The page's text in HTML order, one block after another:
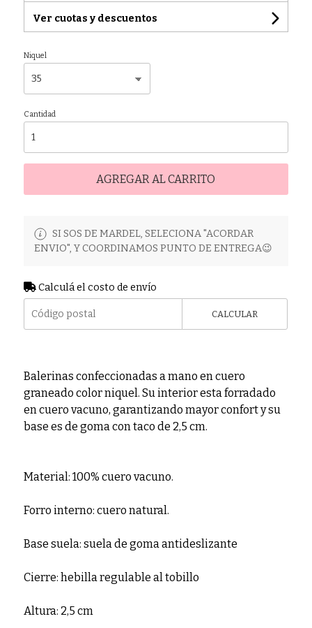
Ver cuotas y descuentos
Niquel
Cantidad
AGREGAR AL CARRITO
SI SOS DE MARDEL, SELECIONA "ACORDAR
ENVIO", Y COORDINAMOS PUNTO DE ENTREGA😉
Calculá el costo de envío
CALCULAR
Balerinas confeccionadas a mano en cuero
graneado color niquel. Su interior esta forradado
en cuero vacuno, garantizando mayor confort y su
base es de goma con taco de 2,5 cm.
Material: 100% cuero vacuno.
Forro interno: cuero natural.
Base suela: suela de goma antideslizante
Cierre: hebilla regulable al tobillo
Altura: 2,5 cm